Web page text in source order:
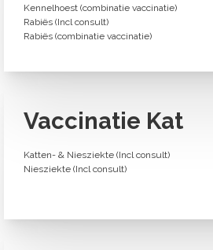
Kennelhoest (combinatie vaccinatie)
Rabiës (Incl consult)
Rabiës (combinatie vaccinatie)
Vaccinatie Kat
Katten- & Niesziekte (Incl consult)
Niesziekte (Incl consult)